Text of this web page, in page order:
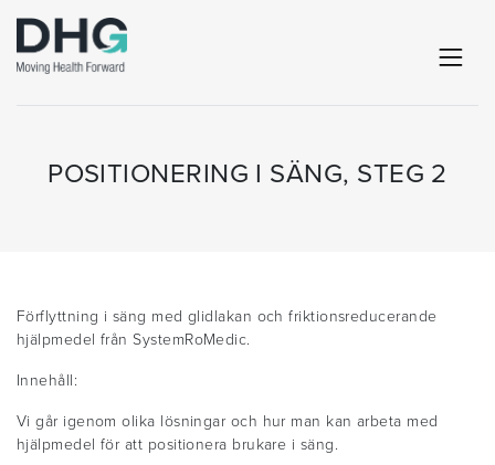
POSITIONERING I SÄNG, STEG 2
Förflyttning i säng med glidlakan och friktionsreducerande
hjälpmedel från SystemRoMedic.
Innehåll:
Vi går igenom olika lösningar och hur man kan arbeta med
hjälpmedel för att positionera brukare i säng.